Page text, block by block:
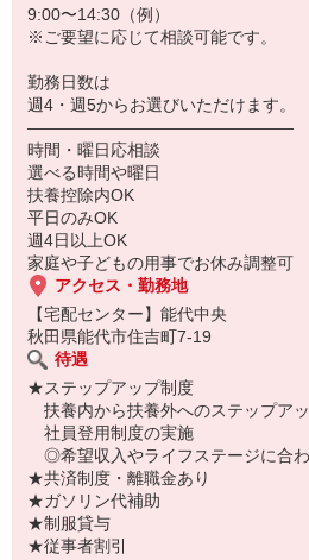
「販売は未経験だけど…」「商品が覚
配もいりません！
☆活躍中のスタッフさん
現在、スタッフは81名
└主婦81名
└20〜30代 17名／40代 20名／50代以
※2025年1月時点
9:00〜14:30（例）
※ご要望に応じて相談可能です。
勤務日数は
週4・週5からお選びいただけます。
――――――――――――――――
時間・曜日応相談
選べる時間や曜日
扶養控除内OK
平日のみOK
週4日以上OK
家庭や子どもの用事でお休み調整可
アクセス・勤務地
【宅配センター】能代中央
秋田県能代市住吉町7-19
待遇
★ステップアップ制度
扶養内から扶養外へのステップア
社員登用制度の実施
◎希望収入やライフステージに合わ
★共済制度・離職金あり
★ガソリン代補助
★制服貸与
★従事者割引